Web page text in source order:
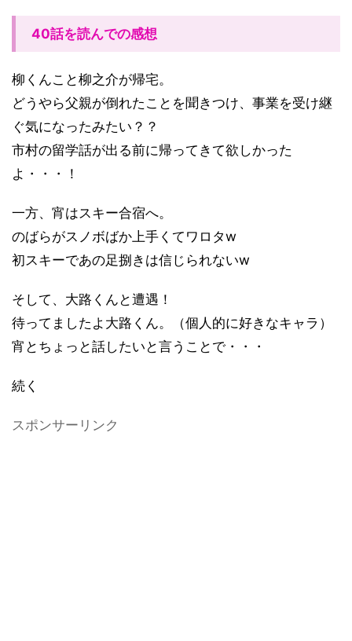
40話を読んでの感想
柳くんこと柳之介が帰宅。
どうやら父親が倒れたことを聞きつけ、事業を受け継
ぐ気になったみたい？？
市村の留学話が出る前に帰ってきて欲しかった
よ・・・！
一方、宵はスキー合宿へ。
のばらがスノボばか上手くてワロタw
初スキーであの足捌きは信じられないw
そして、大路くんと遭遇！
待ってましたよ大路くん。（個人的に好きなキャラ）
宵とちょっと話したいと言うことで・・・
続く
スポンサーリンク